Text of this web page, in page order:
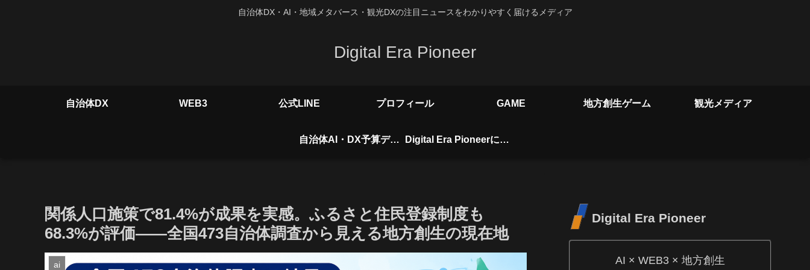
自治体DX・AI・地域メタバース・観光DXの注目ニュースをわかりやすく届けるメディア
Digital Era Pioneer
自治体DX WEB3 公式LINE プロフィール GAME 地方創生ゲーム 観光メディア
自治体AI・DX予算データベース Digital Era Pioneerについて
関係人口施策で81.4%が成果を実感。ふるさと住民登録制度も
68.3%が評価――全国473自治体調査から見える地方創生の現在地
ai
Digital Era Pioneer
AI × WEB3 × 地方創生